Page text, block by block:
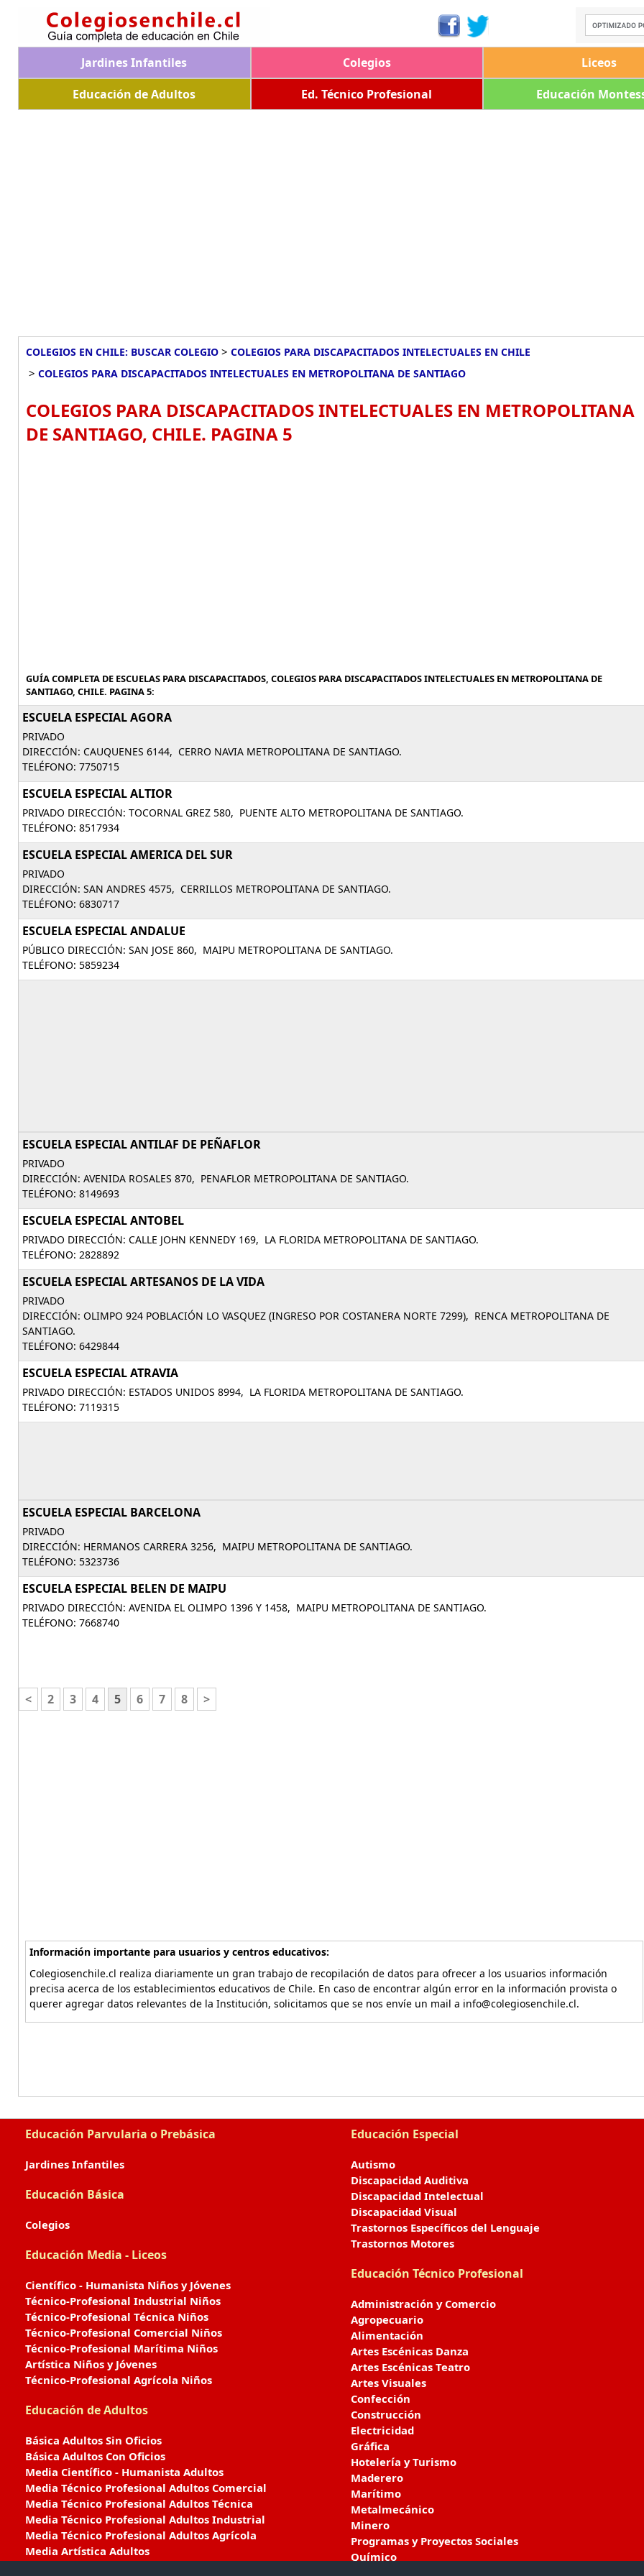
Jardines Infantiles Colegios Liceos
Educación de Adultos
Ed. Técnico Profesional Educación
COLEGIOS EN CHILE: BUSCAR COLEGIO > COLEGIOS PARA DISCAPACITADOS INTELECTUALES EN CHILE
> COLEGIOS PARA DISCAPACITADOS INTELECTUALES EN METROPOLITANA DE SANTIAGO
COLEGIOS PARA DISCAPACITADOS INTELECTUALES EN METROPOLITANA
DE SANTIAGO, CHILE. PAGINA 5
GUÍA COMPLETA DE ESCUELAS PARA DISCAPACITADOS, COLEGIOS PARA DISCAPACITADOS INTELECTUALES EN METROPOLITANA DE
SANTIAGO, CHILE. PAGINA 5:
ESCUELA ESPECIAL AGORA
PRIVADO
DIRECCIÓN: CAUQUENES 6144, CERRO NAVIA METROPOLITANA DE SANTIAGO.
TELÉFONO: 7750715
ESCUELA ESPECIAL ALTIOR
PRIVADO DIRECCIÓN: TOCORNAL GREZ 580, PUENTE ALTO METROPOLITANA DE SANTIAGO.
TELÉFONO: 8517934
ESCUELA ESPECIAL AMERICA DEL SUR
PRIVADO
DIRECCIÓN: SAN ANDRES 4575, CERRILLOS METROPOLITANA DE SANTIAGO.
TELÉFONO: 6830717
ESCUELA ESPECIAL ANDALUE
PÚBLICO DIRECCIÓN: SAN JOSE 860, MAIPU METROPOLITANA DE SANTIAGO.
TELÉFONO: 5859234
ESCUELA ESPECIAL ANTILAF DE PEÑAFLOR
PRIVADO
DIRECCIÓN: AVENIDA ROSALES 870, PENAFLOR METROPOLITANA DE SANTIAGO.
TELÉFONO: 8149693
ESCUELA ESPECIAL ANTOBEL
PRIVADO DIRECCIÓN: CALLE JOHN KENNEDY 169, LA FLORIDA METROPOLITANA DE SANTIAGO.
TELÉFONO: 2828892
ESCUELA ESPECIAL ARTESANOS DE LA VIDA
PRIVADO
DIRECCIÓN: OLIMPO 924 POBLACIÓN LO VASQUEZ (INGRESO POR COSTANERA NORTE 7299), RENCA METROPOLITANA DE
SANTIAGO.
TELÉFONO: 6429844
ESCUELA ESPECIAL ATRAVIA
PRIVADO DIRECCIÓN: ESTADOS UNIDOS 8994, LA FLORIDA METROPOLITANA DE SANTIAGO.
TELÉFONO: 7119315
ESCUELA ESPECIAL BARCELONA
PRIVADO
DIRECCIÓN: HERMANOS CARRERA 3256, MAIPU METROPOLITANA DE SANTIAGO.
TELÉFONO: 5323736
ESCUELA ESPECIAL BELEN DE MAIPU
PRIVADO DIRECCIÓN: AVENIDA EL OLIMPO 1396 Y 1458, MAIPU METROPOLITANA DE SANTIAGO.
TELÉFONO: 7668740
< 2 3 4 5 6 7 8 >
Información importante para usuarios y centros educativos:
Colegiosenchile.cl realiza diariamente un gran trabajo de recopilación de datos para ofrecer a los usuarios información
precisa acerca de los establecimientos educativos de Chile. En caso de encontrar algún error en la información provista o
querer agregar datos relevantes de la Institución, solicitamos que se nos envíe un mail a info@colegiosenchile.cl.
Educación Parvularia o Prebásica
Jardines Infantiles
Educación Básica
Colegios
Educación Media - Liceos
Científico - Humanista Niños y Jóvenes
Técnico-Profesional Industrial Niños
Técnico-Profesional Técnica Niños
Técnico-Profesional Comercial Niños
Técnico-Profesional Marítima Niños
Artística Niños y Jóvenes
Técnico-Profesional Agrícola Niños
Educación de Adultos
Básica Adultos Sin Oficios
Básica Adultos Con Oficios
Media Científico - Humanista Adultos
Media Técnico Profesional Adultos Comercial
Media Técnico Profesional Adultos Técnica
Media Técnico Profesional Adultos Industrial
Media Técnico Profesional Adultos Agrícola
Media Artística Adultos
Educación Especial
Autismo
Discapacidad Auditiva
Discapacidad Intelectual
Discapacidad Visual
Trastornos Específicos del Lenguaje
Trastornos Motores
Educación Técnico Profesional
Administración y Comercio
Agropecuario
Alimentación
Artes Escénicas Danza
Artes Escénicas Teatro
Artes Visuales
Confección
Construcción
Electricidad
Gráfica
Hotelería y Turismo
Maderero
Marítimo
Metalmecánico
Minero
Programas y Proyectos Sociales
Químico